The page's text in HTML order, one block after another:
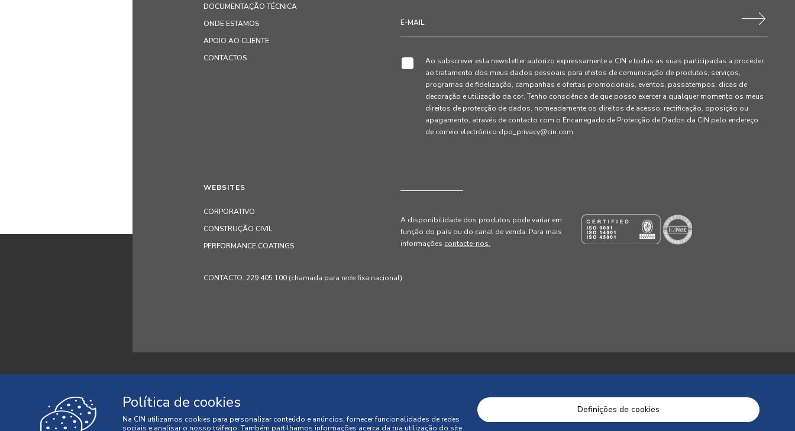
DOCUMENTAÇÃO TÉCNICA
ONDE ESTAMOS
APOIO AO CLIENTE
CONTACTOS
Ao subscrever esta newsletter autorizo expressamente a CIN e todas as suas participadas a proceder
ao tratamento dos meus dados pessoais para efeitos de comunicação de produtos, serviços,
programas de fidelização, campanhas e ofertas promocionais, eventos, passatempos, dicas de
decoração e utilização da cor. Tenho consciência de que posso exercer a qualquer momento os meus
direitos de protecção de dados, nomeadamente os direitos de acesso, rectificação, oposição ou
apagamento, através de contacto com o Encarregado de Protecção de Dados da CIN pelo endereço
de correio electrónico dpo_privacy@cin.com
WEBSITES
CORPORATIVO
CONSTRUÇÃO CIVIL
PERFORMANCE COATINGS
A disponibilidade dos produtos pode variar em
função do país ou do canal de venda. Para mais
informações contacte-nos.
CONTACTO: 229 405 100 (chamada para rede fixa nacional)
Política de Privacidade
Condições Gerais de Venda
Litígios de Consumo Livro de Reclamações Online
Política de cookies
Na CIN utilizamos cookies para personalizar conteúdo e anúncios, fornecer funcionalidades de redes
sociais e analisar o nosso tráfego. Também partilhamos informações acerca da tua utilização do site
Definições de cookies